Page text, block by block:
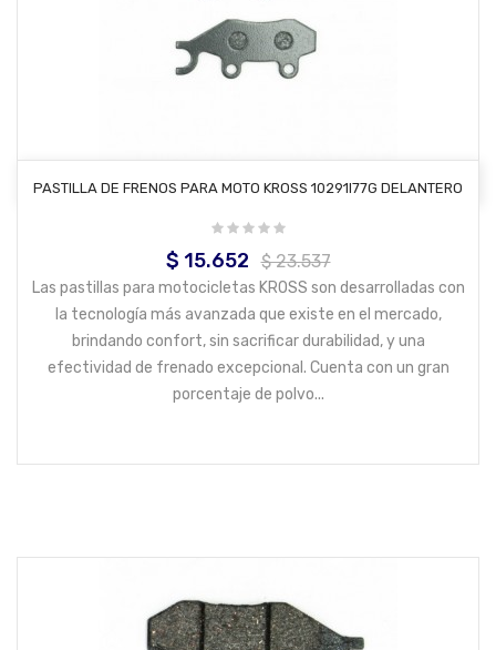
AÑADIR AL CARRITO
PASTILLA DE FRENOS PARA MOTO KROSS 10291I77G DELANTERO
Precio
$ 15.652
Precio
base
$ 23.537
Las pastillas para motocicletas KROSS son desarrolladas con
la tecnología más avanzada que existe en el mercado,
brindando confort, sin sacrificar durabilidad, y una
efectividad de frenado excepcional. Cuenta con un gran
porcentaje de polvo...